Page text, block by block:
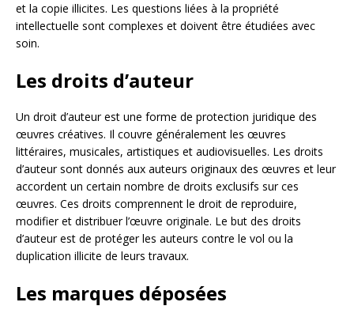
et la copie illicites. Les questions liées à la propriété
intellectuelle sont complexes et doivent être étudiées avec
soin.
Les droits d’auteur
Un droit d’auteur est une forme de protection juridique des
œuvres créatives. Il couvre généralement les œuvres
littéraires, musicales, artistiques et audiovisuelles. Les droits
d’auteur sont donnés aux auteurs originaux des œuvres et leur
accordent un certain nombre de droits exclusifs sur ces
œuvres. Ces droits comprennent le droit de reproduire,
modifier et distribuer l’œuvre originale. Le but des droits
d’auteur est de protéger les auteurs contre le vol ou la
duplication illicite de leurs travaux.
Les marques déposées